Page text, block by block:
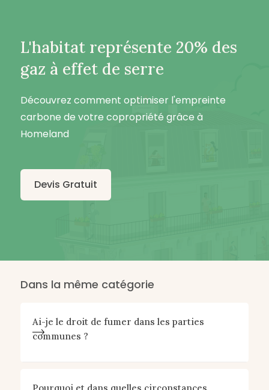
L'habitat représente 20% des
gaz à effet de serre
Découvrez comment optimiser l'empreinte
carbone de votre copropriété grâce à
Homeland
Devis Gratuit
Dans la même catégorie
Ai-je le droit de fumer dans les parties
communes ?